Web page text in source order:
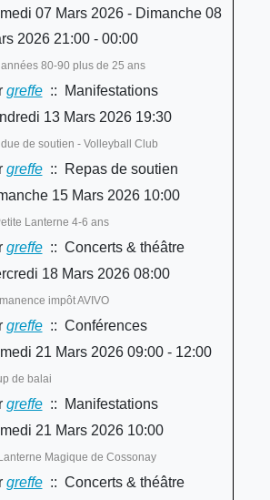
07 Mars 2026 - Dimanche 08
2026 21:00 - 00:00
années 80-90 plus de 25 ans
greffe:: Manifestations
13 Mars 2026 19:30
de soutien - Volleyball Club
greffe:: Repas de soutien
15 Mars 2026 10:00
Lanterne 4-6 ans
greffe:: Concerts & théâtre
18 Mars 2026 08:00
impôt AVIVO
greffe:: Conférences
21 Mars 2026 09:00 - 12:00
de balai
greffe:: Manifestations
21 Mars 2026 10:00
Magique de Cossonay
greffe:: Concerts & théâtre